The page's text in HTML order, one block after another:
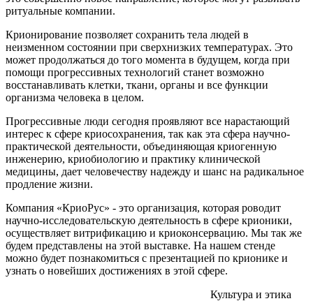
ритуальные компании.
Крионирование позволяет сохранить тела людей в
неизменном состоянии при сверхнизких температурах. Это
может продолжаться до того момента в будущем, когда при
помощи прогрессивных технологий станет возможно
восстанавливать клетки, ткани, органы и все функции
организма человека в целом.
Прогрессивные люди сегодня проявляют все нарастающий
интерес к сфере криосохранения, так как эта сфера научно-
практической деятельности, объединяющая криогенную
инженерию, криобиологию и практику клинической
медицины, дает человечеству надежду и шанс на радикальное
продление жизни.
Компания «КриоРус» - это организация, которая роводит
научно-исследовательскую деятельность в сфере крионики,
осуществляет витрификацию и криоконсервацию. Мы так же
будем представлены на этой выставке. На нашем стенде
можно будет познакомиться с презентацией по крионике и
узнать о новейших достижениях в этой сфере.
Культура и этика